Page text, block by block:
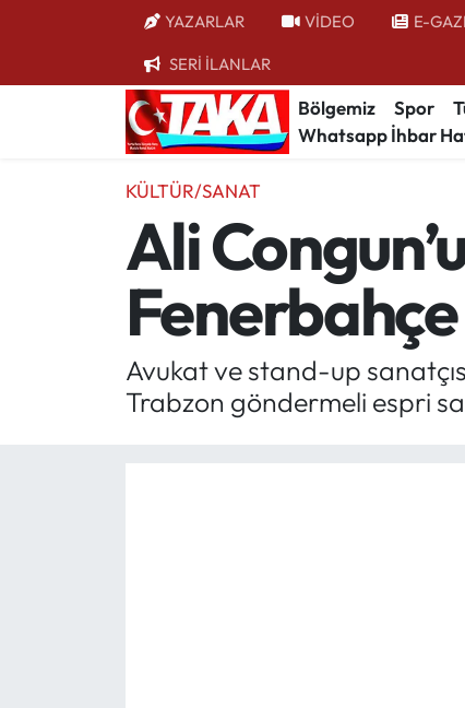
YAZARLAR VİDEO E-
SERİ İLANLAR
Bölgemiz Spor
Whatsapp İhbar
KÜLTÜR/SANAT
Ali
Avukat ve stand-up
Trabzon göndermeli espri
Bölgemiz
Kültür/Sanat
Politik Kulis
Trabzon Nöbetçi Eczaneler
Trabzon Hava Durumu
Trabzon Trafik Yoğunluk Haritası
Süper Lig Puan Durumu ve Fikstür
Tüm Manşetler
Son Dakika Haberleri
Haber Arşivi